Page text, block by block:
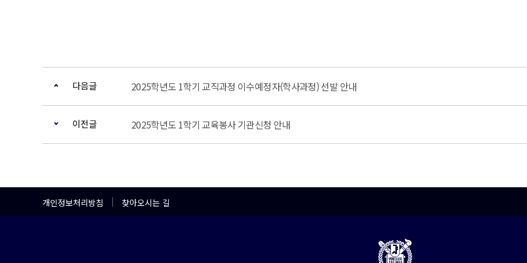
다음글 2025학년도 1학기 교직과정 이수예정자(학사과정) 선발 안내
이전글 2025학년도 1학기 교육봉사 기관신청 안내
개인정보처리방침 찾아오시는 길